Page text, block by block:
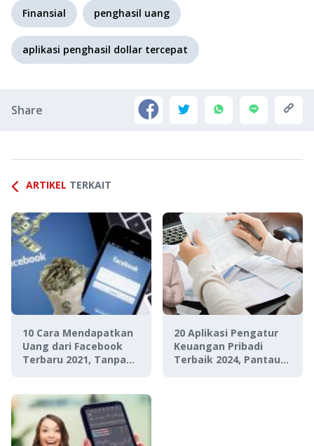
Finansial penghasil uang
aplikasi penghasil dollar tercepat
Share
ARTIKEL TERKAIT
10 Cara Mendapatkan
Uang dari Facebook
Terbaru 2021, Tanpa
20 Aplikasi Pengatur
Keuangan Pribadi
Terbaik 2024, Pantau